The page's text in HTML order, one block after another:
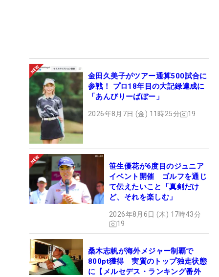
金田久美子がツアー通算500試合に
参戦！ プロ18年目の大記録達成に
「あんびりーばぼー」
2026年8月7日 (金) 11時25分 19
笹生優花が6度目のジュニア
イベント開催 ゴルフを通じ
て伝えたいこと「真剣だけ
ど、それを楽しむ」
2026年8月6日 (木) 17時43分
19
桑木志帆が海外メジャー制覇で
800pt獲得 実質のトップ独走状態
に【メルセデス・ランキング番外